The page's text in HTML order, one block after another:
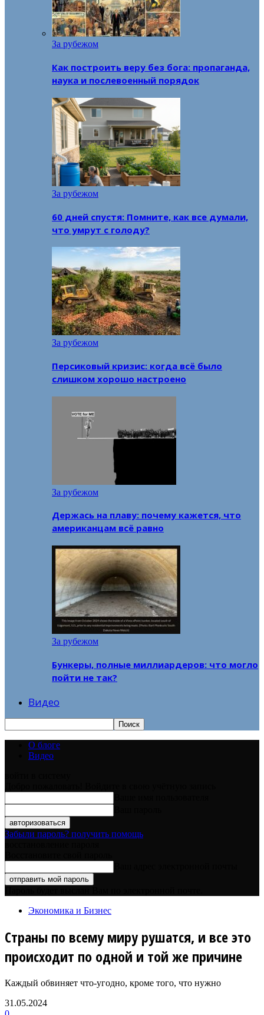
За рубежом
Как построить веру без бога: пропаганда,
наука и послевоенный порядок
За рубежом
60 дней спустя: Помните, как все думали,
что умрут с голоду?
За рубежом
Персиковый кризис: когда всё было
слишком хорошо настроено
За рубежом
Держась на плаву: почему кажется, что
американцам всё равно
За рубежом
Бункеры, полные миллиардеров: что могло
пойти не так?
Видео
О блоге
Видео
Забыли пароль? получить помощь
Экономика и Бизнес
Страны по всему миру рушатся, и все это
происходит по одной и той же причине
Каждый обвиняет что-угодно, кроме того, что нужно
31.05.2024